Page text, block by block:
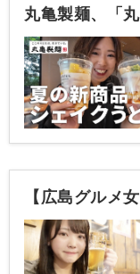
丸亀製麺、「
【広島グルメ